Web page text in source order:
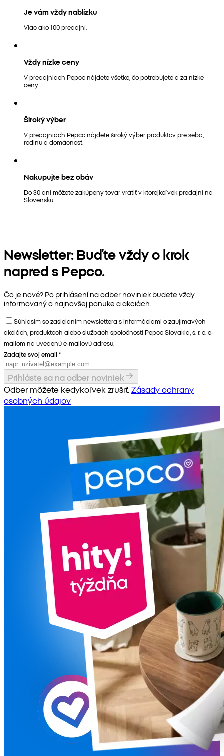
Je vám vždy nablízku
Viac ako 100 predajní.
Vždy nízke ceny
V predajniach Pepco nájdete všetko, čo potrebujete a za nízke
ceny.
Široký výber
V predajniach Pepco nájdete široký výber produktov pre seba,
rodinu a domácnosť.
Nakupujte bez obáv
Do 30 dní môžete zakúpený tovar vrátiť v ktorejkoľvek predajni na
Slovensku.
Newsletter: Buďte vždy o krok
napred s Pepco.
Čo je nové? Po prihlásení na odber noviniek budete vždy
informovaný o najnovšej ponuke a akciách.
Súhlasím so zasielaním newslettera s informáciami o zaujímavých
akciách, produktoch alebo službách spoločnosti Pepco Slovakia, s. r. o. e-
mailom na uvedenú e-mailovú adresu.
Zadajte svoj email *
Prihláste sa na odber noviniek
Odber môžete kedykoľvek zrušiť. Zásady ochrany
osobných údajov